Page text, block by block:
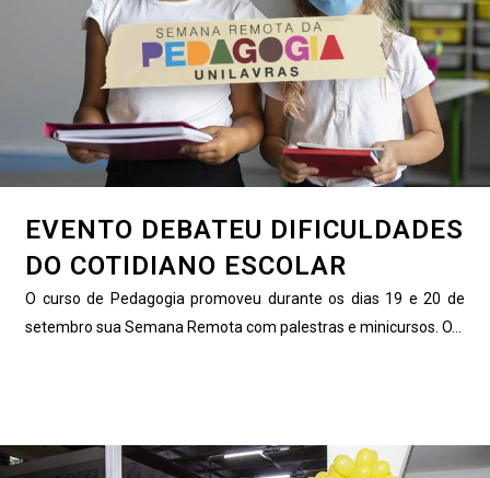
EVENTO DEBATEU DIFICULDADES
DO COTIDIANO ESCOLAR
O curso de Pedagogia promoveu durante os dias 19 e 20 de
setembro sua Semana Remota com palestras e minicursos. O...